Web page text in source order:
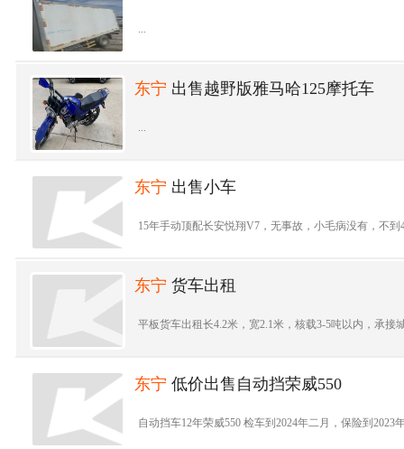
...
东宁 出售越野版雅马哈125摩托车
...
东宁 出售小车
15年手动顶配长安悦翔V7，无事故，小毛病没有，不
东宁 货车出租
平板货车出租长4.2米，宽2.1米，核载3-5吨以内，承接
东宁 低价出售自动挡荣威550
自动挡车12年荣威550 检车到2024年二月，保险到2023